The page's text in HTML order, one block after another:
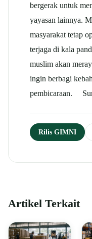
bergerak untuk
yayasan lainnya.
masyarakat tetap
terjaga di kala
muslim akan
ingin berbagi
pembicaraan.
Rilis GIMNI
Artikel Terkait